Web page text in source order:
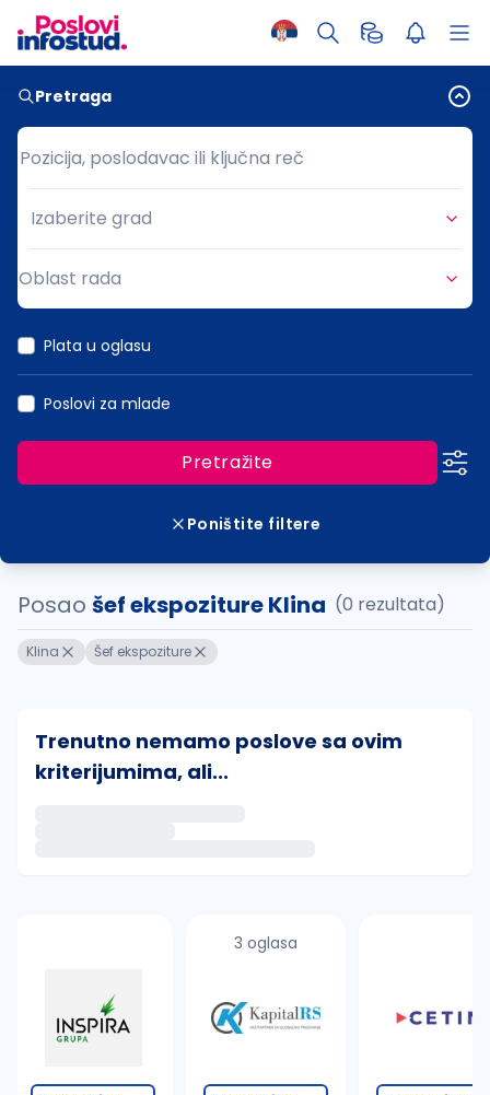
Pretraga
Pozicija, poslodavac ili ključna reč
Pozicija, poslodavac ili ključna reč
Grad
Izaberite grad
Oblast rada
Plata u oglasu
Poslovi za mlade
Pretražite
Poništite filtere
Posao šef ekspoziture Klina (0 rezultata)
Klina Šef ekspoziture
Trenutno nemamo poslove sa ovim
kriterijumima, ali...
Takođe možete da:
proverite pravopisne greške (koristite č, ć, š, đ,
promenite odabrane filtere pretrage
3 oglasa